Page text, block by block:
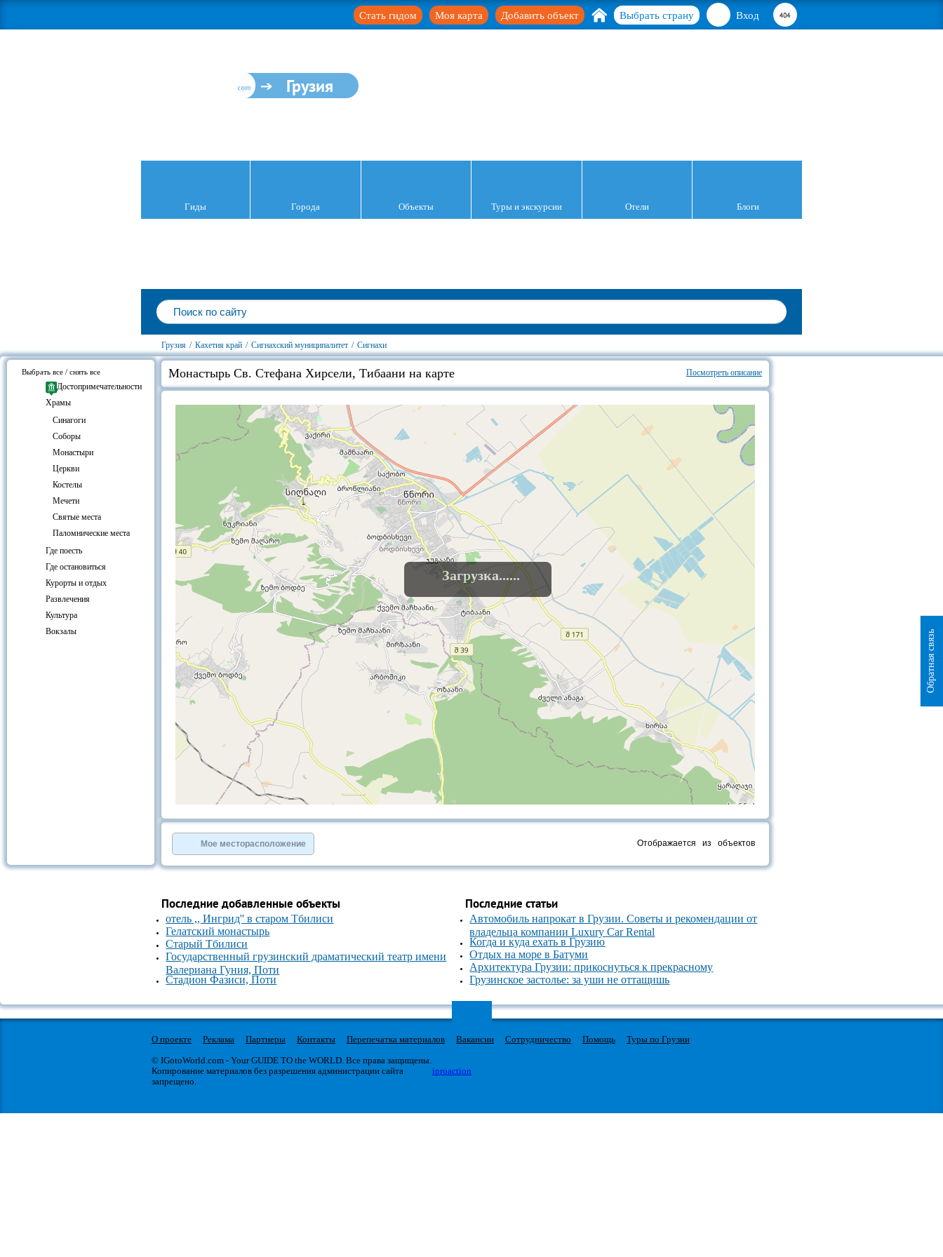
Вход
Выбрать страну
Добавить объект
Моя карта
Стать гидом
Грузия
Гиды Города Объекты Туры и экскурсии Отели Блоги
Грузия / Кахетия край / Сигнахский муниципалитет / Сигнахи
Выбрать все / снять все
Достопримечательности
Храмы
Cинагоги
Соборы
Монастыри
Церкви
Костелы
Мечети
Святые места
Паломнические места
Где поесть
Где остановиться
Курорты и отдых
Развлечения
Культура
Вокзалы
Посмотреть описание
Монастырь Св. Стефана Хирсели, Тибаани на карте
Загрузка......
OpenStreetMap
»
Мое месторасположение Отображается из объектов
Последние добавленные объекты
отель ,, Ингрид'' в старом Тбилиси
Гелатский монастырь
Старый Тбилиси
Государственный грузинский драматический театр имени
Валериана Гуния, Поти
Стадион Фазиси, Поти
Последние статьи
Автомобиль напрокат в Грузии. Советы и рекомендации от
владельца компании Luxury Car Rental
Когда и куда ехать в Грузию
Отдых на море в Батуми
Архитектура Грузии: прикоснуться к прекрасному
Грузинское застолье: за уши не оттащишь
О проекте Реклама Партнеры Контакты Перепечатка материалов Вакансии Сотрудничество Помощь
Туры по Грузии
© IGotoWorld.com - Your GUIDE TO the WORLD. Все права защищены.
Копирование материалов без разрешения администрации сайта
запрещено.
iproaction
Обратная связь